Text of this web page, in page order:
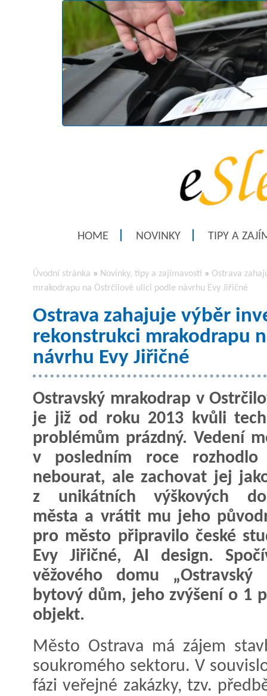
HOME NOVINKY TIPY A
Úvodní stránka » Novinky, tipy a zajímavosti » Ostrava
mrakodrapu na Ostrčilově ulici podle návrhu Evy Jiřičné
Ostrava zahajuje výběr
rekonstrukci mrakodrapu
návrhu Evy Jiřičné
Ostravský mrakodrap v
je již od roku 2013 kvůli
problémům prázdný. Vedení
v posledním roce rozhodlo
nebourat, ale zachovat jej
z unikátních výškových
města a vrátit mu jeho
pro město připravilo české
Evy Jiřičné, AI design.
věžového domu
bytový dům, jeho zvýšení o 1
objekt.
Město Ostrava má zájem
soukromého sektoru. V
fázi veřejné zakázky, tzv.